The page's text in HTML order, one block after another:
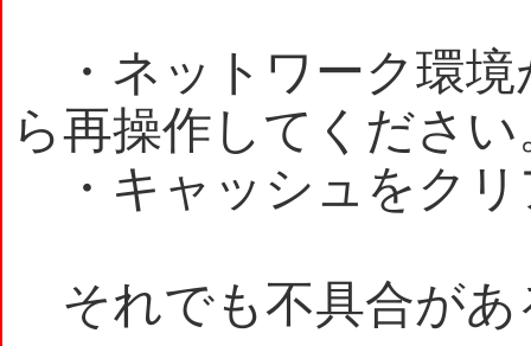
・ネットワーク環境
ら再操作してください
・キャッシュをクリ
それでも不具合があ